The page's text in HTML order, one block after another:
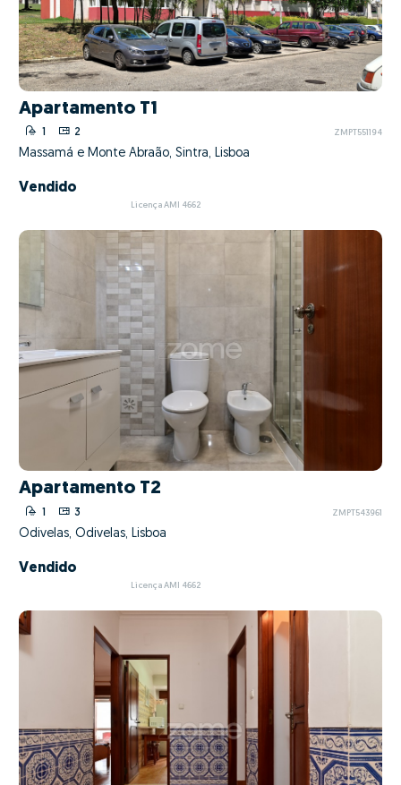
Apartamento T1
1 2 ZMPT551194
Massamá e Monte Abraão, Sintra, Lisboa
Vendido
Licença AMI 4662
Apartamento T2
1 3 ZMPT543961
Odivelas, Odivelas, Lisboa
Vendido
Licença AMI 4662